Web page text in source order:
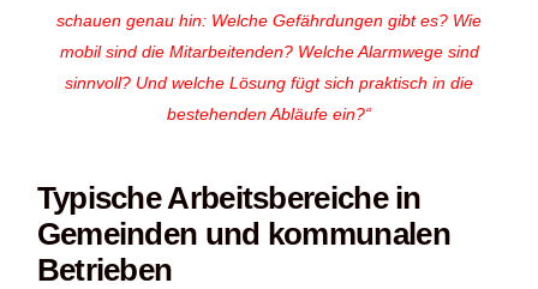
schauen genau hin: Welche Gefährdungen gibt es? Wie
mobil sind die Mitarbeitenden? Welche Alarmwege sind
sinnvoll? Und welche Lösung fügt sich praktisch in die
bestehenden Abläufe ein?“
Typische Arbeitsbereiche in
Gemeinden und kommunalen
Betrieben